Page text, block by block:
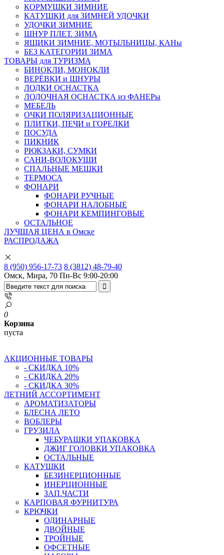
КОРМУШКИ ЗИМНИЕ
КАТУШКИ для ЗИМНЕЙ УДОЧКИ
УДОЧКИ ЗИМНИЕ
ШНУР ПЛЕТ. ЗИМА
ЯЩИКИ ЗИМНИЕ, МОТЫЛЬНИЦЫ, КАНы
БЕЗ КАТЕГОРИИ ЗИМА
ТОВАРЫ для ТУРИЗМА
БИНОКЛИ, МОНОКЛИ
ВЕРЁВКИ и ШНУРЫ
ЛОДКИ ОСНАСТКА
ЛОДОЧНАЯ ОСНАСТКА из ФАНЕРы
МЕБЕЛЬ
ОЧКИ ПОЛЯРИЗАЦИОННЫЕ
ПЛИТКИ, ПЕЧИ и ГОРЕЛКИ
ПОСУДА
ПИКНИК
РЮКЗАКИ, СУМКИ
САНИ-ВОЛОКУШИ
СПАЛЬНЫЕ МЕШКИ
ТЕРМОСА
ФОНАРИ
ФОНАРИ РУЧНЫЕ
ФОНАРИ НАЛОБНЫЕ
ФОНАРИ КЕМПИНГОВЫЕ
ОСТАЛЬНОЕ
ЛУЧШАЯ ЦЕНА в Омске
РАСПРОДАЖА
8 (950) 956-17-73 8 (3812) 48-79-40
Омск, Мира, 70 Пн-Вс 9:00-20:00
0
Корзина
пуста
АКЦИОННЫЕ ТОВАРЫ
- СКИДКА 10%
- СКИДКА 20%
- СКИДКА 30%
ЛЕТНИЙ АССОРТИМЕНТ
АРОМАТИЗАТОРЫ
БЛЕСНА ЛЕТО
ВОБЛЕРЫ
ГРУЗИЛА
ЧЕБУРАШКИ УПАКОВКА
ДЖИГ ГОЛОВКИ УПАКОВКА
ОСТАЛЬНЫЕ
КАТУШКИ
БЕЗИНЕРЦИОННЫЕ
ИНЕРЦИОННЫЕ
ЗАП.ЧАСТИ
КАРПОВАЯ ФУРНИТУРА
КРЮЧКИ
ОДИНАРНЫЕ
ДВОЙНЫЕ
ТРОЙНЫЕ
ОФСЕТНЫЕ